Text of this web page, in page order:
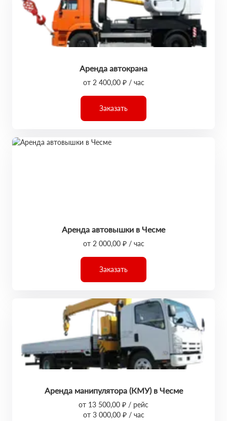
Аренда автокрана
от 2 400,00 ₽ / час
Заказать
Аренда автовышки в Чесме
от 2 000,00 ₽ / час
Заказать
Аренда манипулятора (КМУ) в Чесме
от 13 500,00 ₽ / рейс
от 3 000,00 ₽ / час